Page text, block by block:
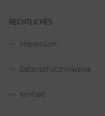
RECHTLICHES
Impressum
Datenschutzhinweise
Kontakt